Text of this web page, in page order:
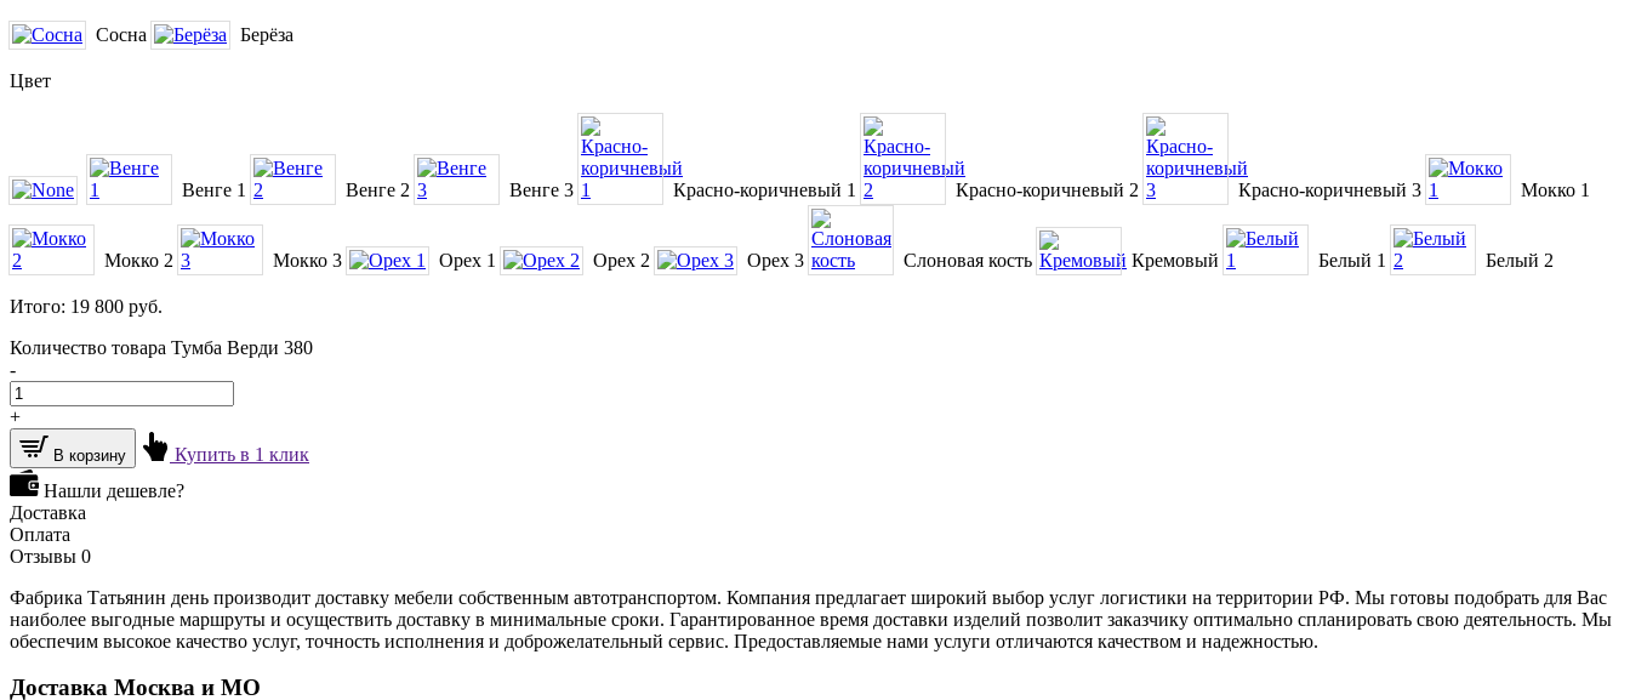
Сосна Берёза
Цвет
Венге 1 Венге 2 Венге 3 Красно-коричневый 1 Красно-коричневый 2 Красно-коричневый 3 Мокко 1
Мокко 2 Мокко 3 Орех 1 Орех 2 Орех 3 Слоновая кость Кремовый Белый 1 Белый 2
Итого: 19 800 руб.
Количество товара Тумба Верди 380
-
+
В корзину
Купить в 1 клик
Нашли дешевле?
Доставка
Оплата
Отзывы 0
Фабрика Татьянин день производит доставку мебели собственным автотранспортом. Компания предлагает широкий выбор услуг логистики на территории РФ. Мы готовы подобрать для Вас
наиболее выгодные маршруты и осуществить доставку в минимальные сроки. Гарантированное время доставки изделий позволит заказчику оптимально спланировать свою деятельность. Мы
обеспечим высокое качество услуг, точность исполнения и доброжелательный сервис. Предоставляемые нами услуги отличаются качеством и надежностью.
Доставка Москва и МО